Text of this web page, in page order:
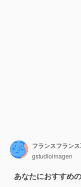
フランスフラン
gstudioimagen
あなたにおすすめ